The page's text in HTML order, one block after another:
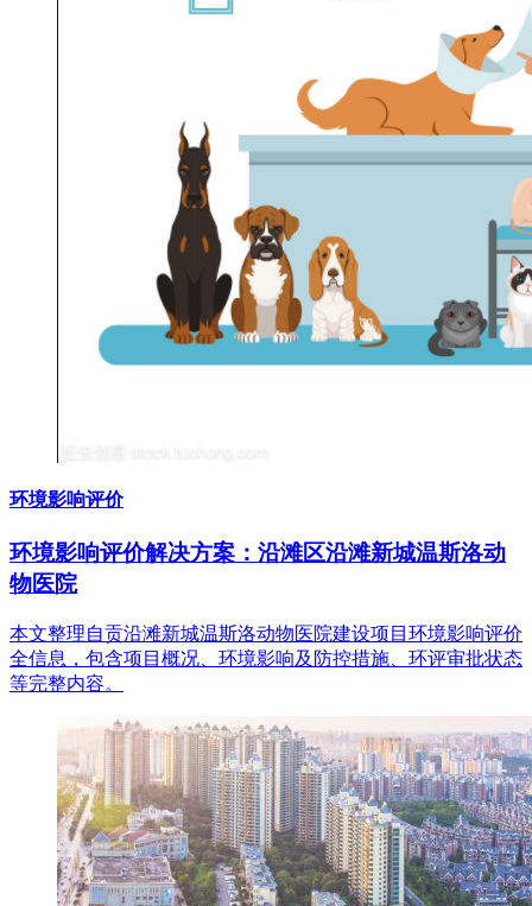
环境影响评价
环境影响评价解决方案：沿滩区沿滩新城温斯洛动
物医院
本文整理自贡沿滩新城温斯洛动物医院建设项目环境影响评价
全信息，包含项目概况、环境影响及防控措施、环评审批状态
等完整内容。